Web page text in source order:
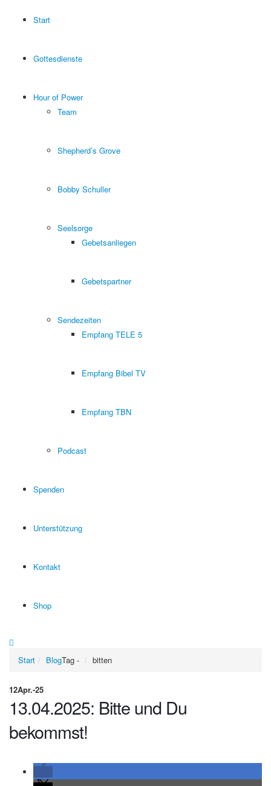
Start
Gottesdienste
Hour of Power
Team
Shepherd’s Grove
Bobby Schuller
Seelsorge
Gebetsanliegen
Gebetspartner
Sendezeiten
Empfang TELE 5
Empfang Bibel TV
Empfang TBN
Podcast
Spenden
Unterstützung
Kontakt
Shop
Start BlogTag - bitten
12Apr.-25
13.04.2025: Bitte und Du
bekommst!